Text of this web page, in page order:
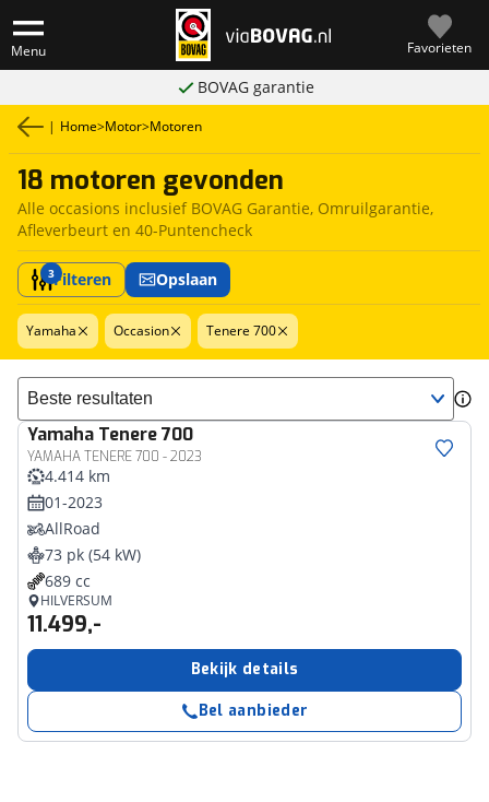
Menu Favorieten
BOVAG garantie
| Home>Motor>Motoren
18 motoren gevonden
Alle occasions inclusief BOVAG Garantie, Omruilgarantie,
Afleverbeurt en 40-Puntencheck
3Filteren Opslaan
Yamaha Occasion Tenere 700
Sorteer resultaten
Yamaha Tenere 700
YAMAHA TENERE 700 - 2023
4.414 km
01-2023
AllRoad
73 pk (54 kW)
689 cc
HILVERSUM
11.499,-
Bekijk details
Bel aanbieder